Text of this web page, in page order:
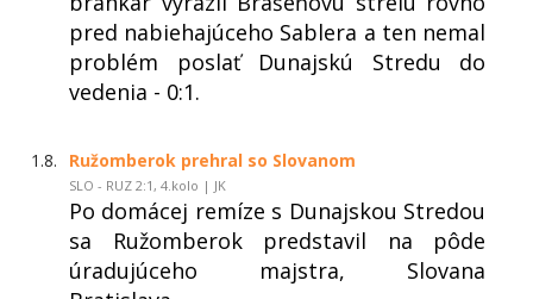
pred nabiehajúceho Sablera a ten nemal
problém poslať Dunajskú Stredu do
vedenia - 0:1.
1.8. Ružomberok prehral so Slovanom
SLO - RUZ 2:1, 4.kolo | JK
Po domácej remíze s Dunajskou Stredou
sa Ružomberok predstavil na pôde
úradujúceho majstra, Slovana